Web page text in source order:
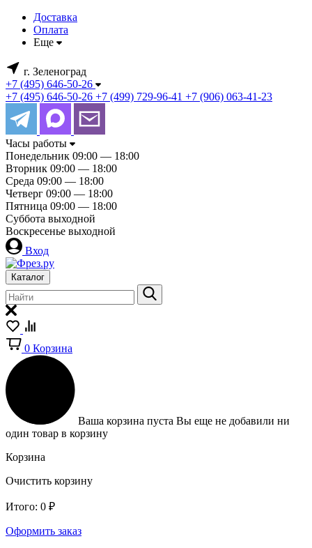
Доставка
Оплата
Еще
г. Зеленоград
+7 (495) 646-50-26
+7 (495) 646-50-26 +7 (499) 729-96-41 +7 (906) 063-41-23
Часы работы
Понедельник 09:00 — 18:00
Вторник 09:00 — 18:00
Среда 09:00 — 18:00
Четверг 09:00 — 18:00
Пятница 09:00 — 18:00
Суббота выходной
Воскресенье выходной
Вход
Каталог
0 Корзина
Ваша корзина пуста Вы еще не добавили ни
один товар в корзину
Корзина
Очистить корзину
Итого: 0 ₽
Оформить заказ